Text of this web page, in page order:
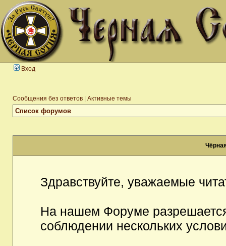
Вход
Сообщения без ответов Активные темы
Список форумов
Здравствуйте, уважаемые
На нашем Форуме
соблюдении нескольких